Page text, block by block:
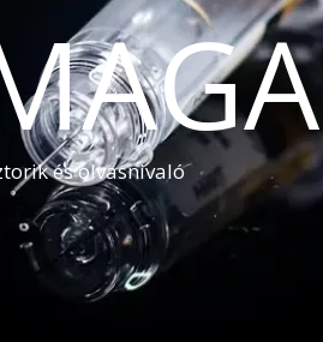
és olvasnivaló